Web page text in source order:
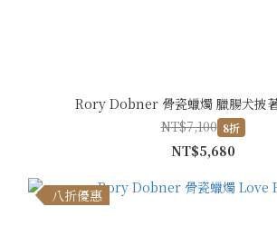
Rory Dobner 骨瓷蠟燭 臘腸犬披
NT$7,100 8折
NT$5,680
八折優惠